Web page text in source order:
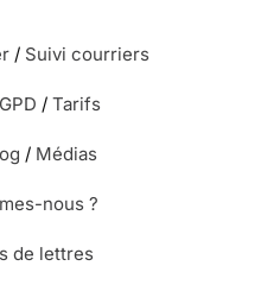
/ Suivi courriers
/ Tarifs
/ Médias
nous ?
de lettres